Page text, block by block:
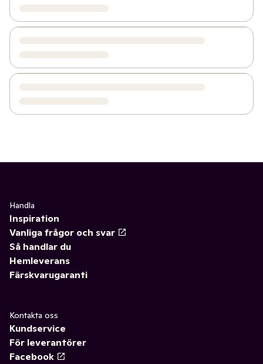
Handla
Inspiration
Vanliga frågor och svar
Så handlar du
Hemleverans
Färskvarugaranti
Kontakta oss
Kundservice
För leverantörer
Facebook